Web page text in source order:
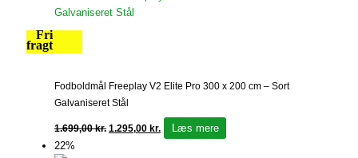
Fri
fragt
Fodboldmål Freeplay V2 Elite Pro 300 x 200 cm – Sort
Galvaniseret Stål
1.699,00kr. 1.295,00 kr.
Læs mere
22%